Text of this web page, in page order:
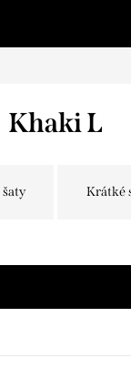
Khaki L
šaty Krátké